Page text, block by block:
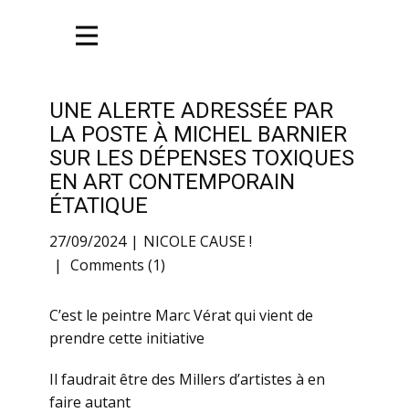
UNE ALERTE ADRESSÉE PAR
LA POSTE À MICHEL BARNIER
SUR LES DÉPENSES TOXIQUES
EN ART CONTEMPORAIN
ÉTATIQUE
27/09/2024
NICOLE CAUSE !
Comments (1)
C’est le peintre Marc Vérat qui vient de
prendre cette initiative
Il faudrait être des Millers d’artistes à en
faire autant